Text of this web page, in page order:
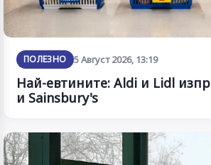
ПОЛЕЗНО 5 Август 2026, 13:19
Най-евтините: Aldi и Lidl
и Sainsbury's